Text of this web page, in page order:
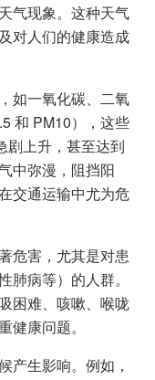
气现象。这种天气
对人们的健康造成
如一氧化碳、二氧
和 PM10），这些
剧上升，甚至达到
中弥漫，阻挡阳
交通运输中尤为危
危害，尤其是对患
病等）的人群。
困难、咳嗽、喉咙
康问题。
产生影响。例如，